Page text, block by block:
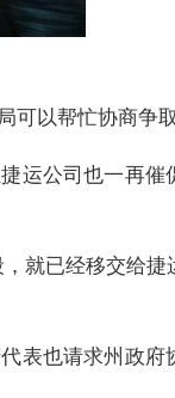
以帮忙协商争
运公司也一再
就已经移交给
表也请求州政府